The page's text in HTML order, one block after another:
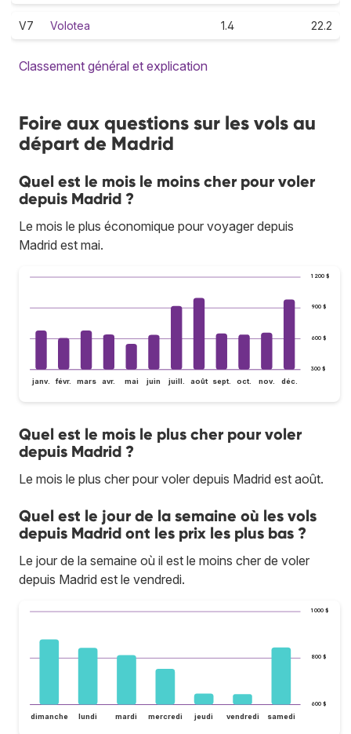
V7 Volotea 1.4 22.2
Classement général et explication
Foire aux questions sur les vols au
départ de Madrid
Quel est le mois le moins cher pour voler
depuis Madrid ?
Le mois le plus économique pour voyager depuis
Madrid est mai.
300 $
600 $
900 $
1 200 $
janv. févr. mars avr. mai juin juill. août sept. oct. nov. déc.
Quel est le mois le plus cher pour voler
depuis Madrid ?
Le mois le plus cher pour voler depuis Madrid est août.
Quel est le jour de la semaine où les vols
depuis Madrid ont les prix les plus bas ?
Le jour de la semaine où il est le moins cher de voler
depuis Madrid est le vendredi.
600 $
800 $
1 000 $
dimanche lundi mardi mercredi jeudi vendredi samedi